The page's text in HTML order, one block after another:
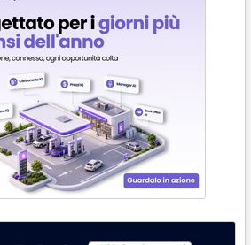
SEMINARIO ANCHE A NAPOLI'